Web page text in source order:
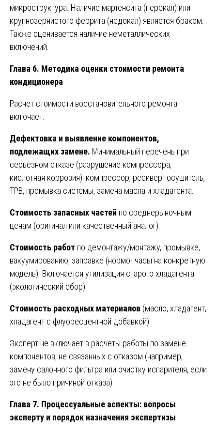
микроструктура. Наличие мартенсита (перекал) или
крупнозернистого феррита (недокал) является браком.
Также оценивается наличие неметаллических
включений.
Глава 6. Методика оценки стоимости ремонта
кондиционера
Расчет стоимости восстановительного ремонта
включает:
Дефектовка и выявление компонентов,
подлежащих замене. Минимальный перечень при
серьезном отказе (разрушение компрессора,
кислотная коррозия): компрессор, ресивер- осушитель,
ТРВ, промывка системы, замена масла и хладагента.
Стоимость запасных частей по среднерыночным
ценам (оригинал или качественный аналог).
Стоимость работ по демонтажу/монтажу, промывке,
вакуумированию, заправке (нормо- часы на конкретную
модель). Включается утилизация старого хладагента
(экологический сбор).
Стоимость расходных материалов (масло, хладагент,
хладагент с флуоресцентной добавкой).
Эксперт не включает в расчеты работы по замене
компонентов, не связанных с отказом (например,
замену салонного фильтра или очистку испарителя, если
это не было причиной отказа).
Глава 7. Процессуальные аспекты: вопросы
эксперту и порядок назначения экспертизы